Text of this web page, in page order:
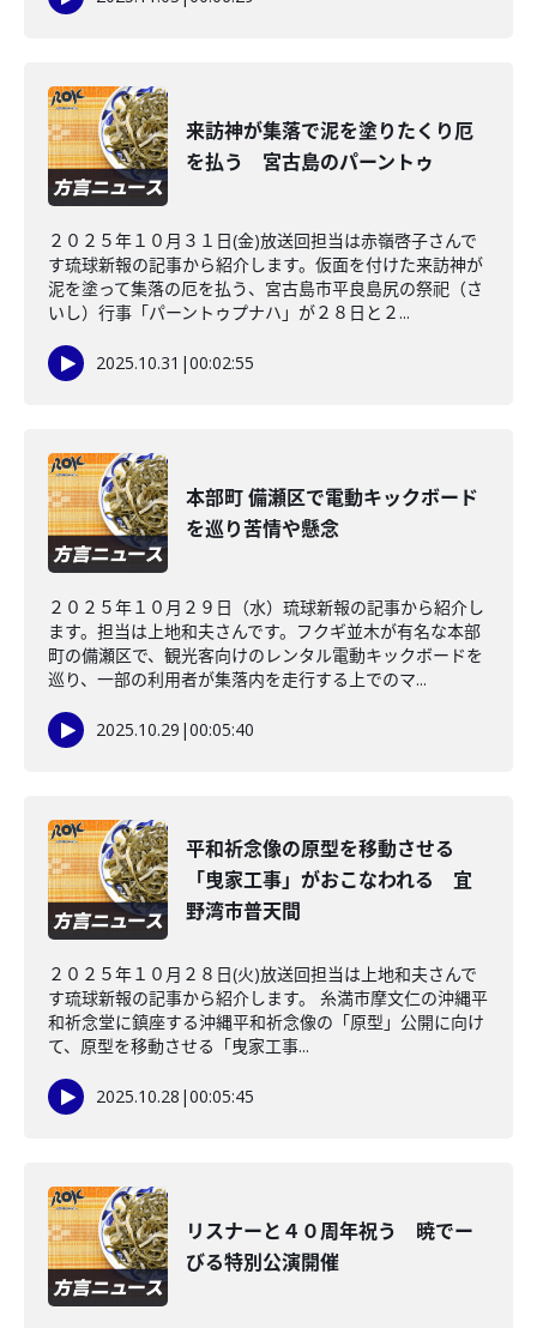
来訪神が集落で泥を塗りたくり厄
を払う 宮古島のパーントゥ
２０２５年１０月３１日(金)放送回担当は赤嶺啓子さんで
す琉球新報の記事から紹介します。仮面を付けた来訪神が
泥を塗って集落の厄を払う、宮古島市平良島尻の祭祀（さ
いし）行事「パーントゥプナハ」が２８日と２...
2025.10.31 |00:02:55
本部町 備瀬区で電動キックボード
を巡り苦情や懸念
２０２５年１０月２９日（水）琉球新報の記事から紹介し
ます。担当は上地和夫さんです。フクギ並木が有名な本部
町の備瀬区で、観光客向けのレンタル電動キックボードを
巡り、一部の利用者が集落内を走行する上でのマ...
2025.10.29 |00:05:40
平和祈念像の原型を移動させる
「曳家工事」がおこなわれる 宜
野湾市普天間
２０２５年１０月２８日(火)放送回担当は上地和夫さんで
す琉球新報の記事から紹介します。 糸満市摩文仁の沖縄平
和祈念堂に鎮座する沖縄平和祈念像の「原型」公開に向け
て、原型を移動させる「曳家工事...
2025.10.28 |00:05:45
リスナーと４０周年祝う 暁でー
びる特別公演開催